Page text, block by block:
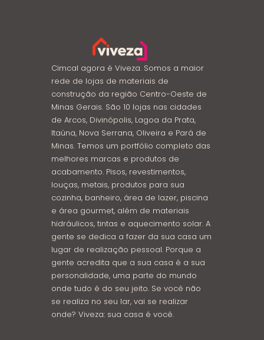
Cimcal agora é Viveza. Somos a maior
rede de lojas de materiais de
construção da região Centro-Oeste de
Minas Gerais. São 10 lojas nas cidades
de Arcos, Divinópolis, Lagoa da Prata,
Itaúna, Nova Serrana, Oliveira e Pará de
Minas. Temos um portfólio completo das
melhores marcas e produtos de
acabamento. Pisos, revestimentos,
louças, metais, produtos para sua
cozinha, banheiro, área de lazer, piscina
e área gourmet, além de materiais
hidráulicos, tintas e aquecimento solar. A
gente se dedica a fazer da sua casa um
lugar de realização pessoal. Porque a
gente acredita que a sua casa é a sua
personalidade, uma parte do mundo
onde tudo é do seu jeito. Se você não
se realiza no seu lar, vai se realizar
onde? Viveza: sua casa é você.